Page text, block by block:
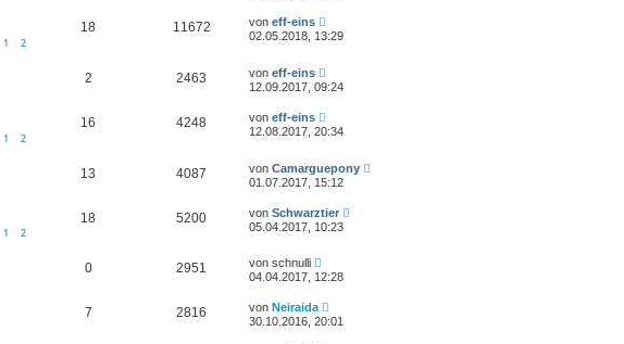
1 2
18 11672 von eff-eins
02.05.2018, 13:29
2 2463 von eff-eins
12.09.2017, 09:24
1 2
16 4248 von eff-eins
12.08.2017, 20:34
13 4087 von Camarguepony
01.07.2017, 15:12
1 2
18 5200 von Schwarztier
05.04.2017, 10:23
0 2951 von schnulli
04.04.2017, 12:28
7 2816 von Neiraida
30.10.2016, 20:01